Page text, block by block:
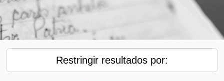
Restringir resultados por: